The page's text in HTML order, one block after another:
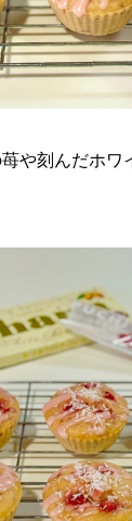
や刻んだホワ